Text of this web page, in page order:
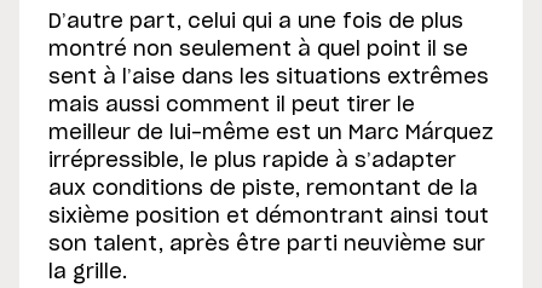
D’autre part, celui qui a une fois de plus
montré non seulement à quel point il se
sent à l’aise dans les situations extrêmes
mais aussi comment il peut tirer le
meilleur de lui-même est un Marc Márquez
irrépressible, le plus rapide à s’adapter
aux conditions de piste, remontant de la
sixième position et démontrant ainsi tout
son talent, après être parti neuvième sur
la grille.